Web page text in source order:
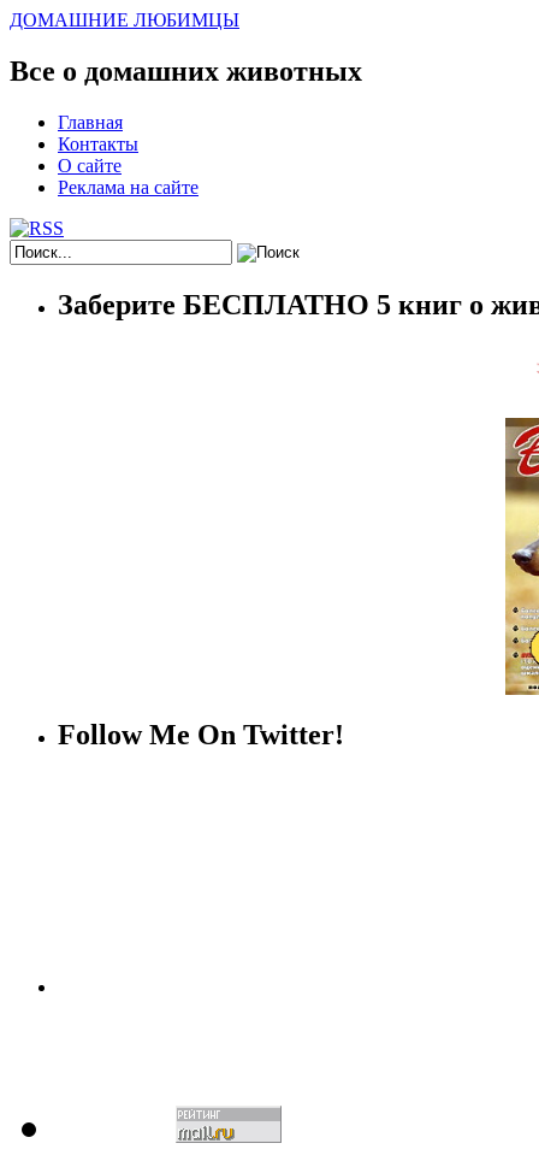
ДОМАШНИЕ ЛЮБИМЦЫ
Все о домашних животных
Главная
Контакты
О сайте
Реклама на сайте
Заберите БЕСПЛАТНО 5 книг о
Follow Me On Twitter!